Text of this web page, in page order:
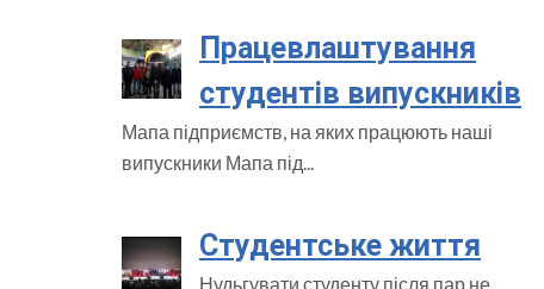
Працевлаштування
студентів випускників
Мапа підприємств, на яких працюють наші
випускники Мапа під...
Студентське життя
Нудьгувати студенту після пар не